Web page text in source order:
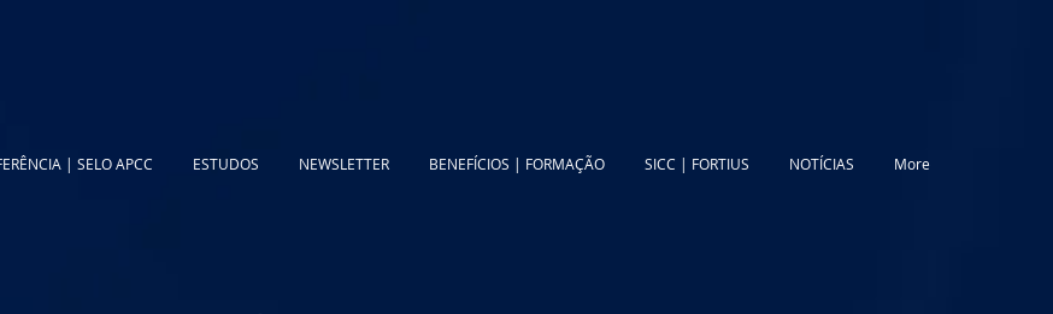
| SELO APCC ESTUDOS NEWSLETTER BENEFÍCIOS | FORMAÇÃO SICC | FORTIUS NOTÍCIAS More